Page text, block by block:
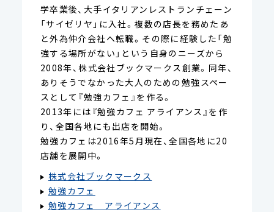
学卒業後、大手イタリアンレストランチェーン
「サイゼリヤ」に入社。複数の店長を務めたあ
と外為仲介会社へ転職。その際に経験した「勉
強する場所がない」という自身のニーズから
2008年、株式会社ブックマークス創業。同年、
ありそうでなかった大人のための勉強スペー
スとして『勉強カフェ』を作る。
2013年には『勉強カフェ アライアンス』を作
り、全国各地にも出店を開始。
勉強カフェは2016年5月現在、全国各地に20
店舗を展開中。
株式会社ブックマークス
勉強カフェ
勉強カフェ アライアンス